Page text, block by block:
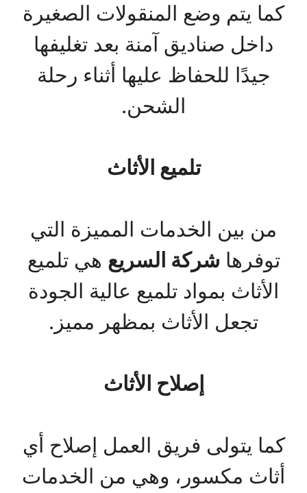
كما يتم وضع المنقولات الصغيرة
داخل صناديق آمنة بعد تغليفها
جيدًا للحفاظ عليها أثناء رحلة
الشحن.
تلميع الأثاث
من بين الخدمات المميزة التي
توفرها شركة السريع هي تلميع
الأثاث بمواد تلميع عالية الجودة
تجعل الأثاث بمظهر مميز.
إصلاح الأثاث
كما يتولى فريق العمل إصلاح أي
أثاث مكسور، وهي من الخدمات